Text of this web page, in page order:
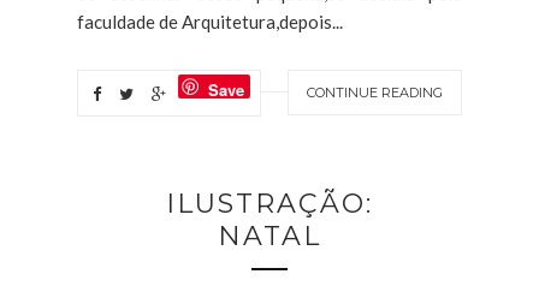
faculdade de Arquitetura,depois...
CONTINUE READING
Save
ILUSTRAÇÃO:
NATAL